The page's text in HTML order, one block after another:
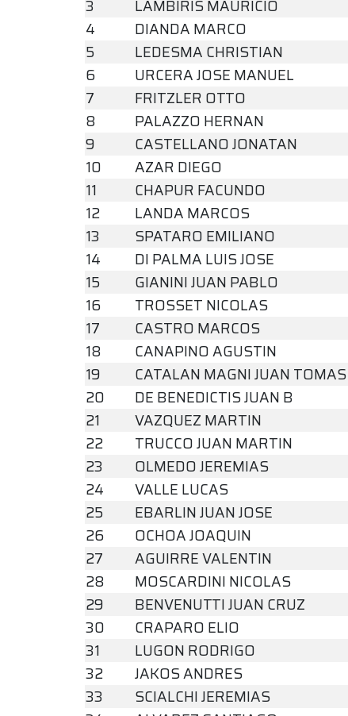
3
LAMBIRIS MAURICIO
4
DIANDA MARCO
5
LEDESMA CHRISTIAN
6
URCERA JOSE MANUEL
7
FRITZLER OTTO
8
PALAZZO HERNAN
9
CASTELLANO JONATAN
10
AZAR DIEGO
11
CHAPUR FACUNDO
12
LANDA MARCOS
13
SPATARO EMILIANO
14
DI PALMA LUIS JOSE
15
GIANINI JUAN PABLO
16
TROSSET NICOLAS
17
CASTRO MARCOS
18
CANAPINO AGUSTIN
19
CATALAN MAGNI JUAN TOMAS
20
DE BENEDICTIS JUAN B
21
VAZQUEZ MARTIN
22
TRUCCO JUAN MARTIN
23
OLMEDO JEREMIAS
24
VALLE LUCAS
25
EBARLIN JUAN JOSE
26
OCHOA JOAQUIN
27
AGUIRRE VALENTIN
28
MOSCARDINI NICOLAS
29
BENVENUTTI JUAN CRUZ
30
CRAPARO ELIO
31
LUGON RODRIGO
32
JAKOS ANDRES
33
SCIALCHI JEREMIAS